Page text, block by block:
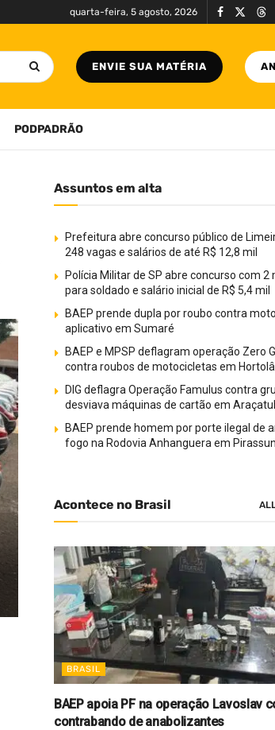
quarta-feira, 5 agosto, 2026
ENVIE SUA MATÉRIA
PODPADRÃO
Assuntos em alta
Prefeitura abre concurso público de
248 vagas e salários de até R$ 12,8 mil
Polícia Militar de SP abre concurso com 2
para soldado e salário inicial de R$ 5,4 mil
BAEP prende dupla por roubo contra
aplicativo em Sumaré
BAEP e MPSP deflagram operação Zero
contra roubos de motocicletas em
DIG deflagra Operação Famulus contra
desviava máquinas de cartão em
BAEP prende homem por porte ilegal de
fogo na Rodovia Anhanguera em
Acontece no Brasil
BRASIL
BAEP apoia PF na operação Lavoslav
contrabando de anabolizantes